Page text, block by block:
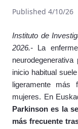
Published 4/10/26
Instituto de
2026.-
La
inicio habitual
ligeramente
mujeres. En
Parkinson es la
más frecuente